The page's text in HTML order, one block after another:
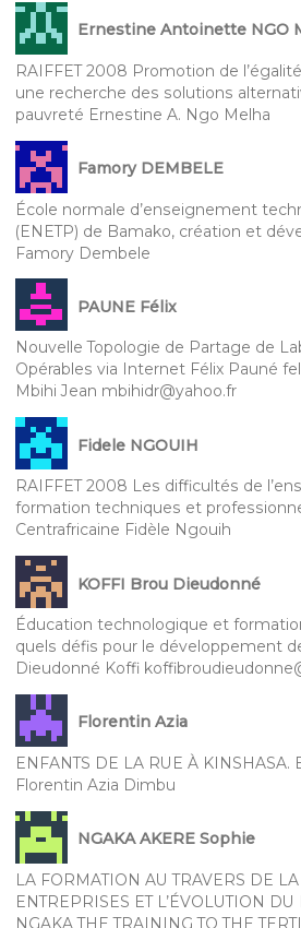
Ernestine Antoinette NGO
RAIFFET 2008 Promotion de
une recherche des solutions
pauvreté Ernestine A. Ngo Melha
Famory DEMBELE
École normale d’enseignement
(ENETP) de Bamako, création et
Famory Dembele
PAUNE Félix
Nouvelle Topologie de Partage de
Opérables via Internet Félix Pauné
Mbihi Jean mbihidr@yahoo.fr
Fidele NGOUIH
RAIFFET 2008 Les difficultés de
formation techniques et
Centrafricaine Fidèle Ngouih
KOFFI Brou Dieudonné
Éducation technologique et
quels défis pour le développement
Dieudonné Koffi
Florentin Azia
ENFANTS DE LA RUE À KINSHASA.
Florentin Azia Dimbu
NGAKA AKERE Sophie
LA FORMATION AU TRAVERS DE
ENTREPRISES ET L’ÉVOLUTION
NGAKA THE TRAINING TO THE